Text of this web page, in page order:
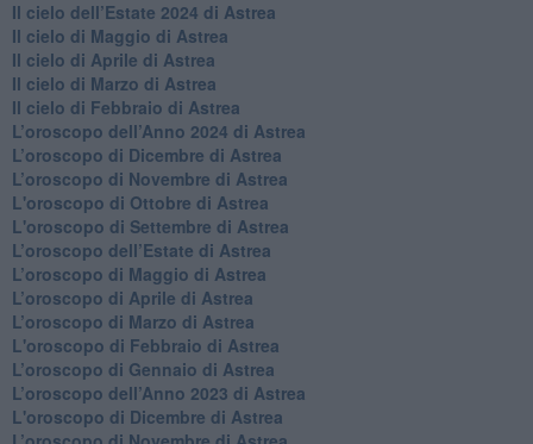
Il cielo dell’Estate 2024 di Astrea
Il cielo di Maggio di Astrea
Il cielo di Aprile di Astrea
​Il cielo di Marzo di Astrea
​Il cielo di Febbraio di Astrea
​L’oroscopo dell’Anno 2024 di Astrea
​L’oroscopo di Dicembre di Astrea
​L’oroscopo di Novembre di Astrea
L'oroscopo di Ottobre di Astrea
L'oroscopo di Settembre di Astrea
L’oroscopo dell’Estate di Astrea
​L’oroscopo di Maggio di Astrea
​L’oroscopo di Aprile di Astrea
L’oroscopo di Marzo di Astrea
L'oroscopo di Febbraio di Astrea
​L’oroscopo di Gennaio di Astrea
​L’oroscopo dell’Anno 2023 di Astrea
L'oroscopo di Dicembre di Astrea